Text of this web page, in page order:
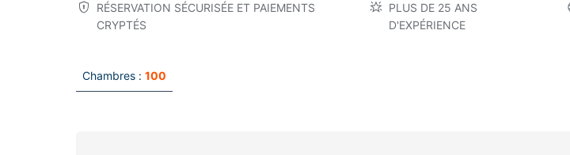
RÉSERVATION SÉCURISÉE ET PAIEMENTS
CRYPTÉS
PLUS DE 25 ANS
D'EXPÉRIENCE
Chambres : 100